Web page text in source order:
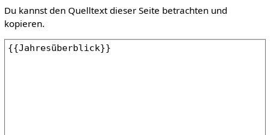
Du kannst den Quelltext dieser Seite betrachten und
kopieren.